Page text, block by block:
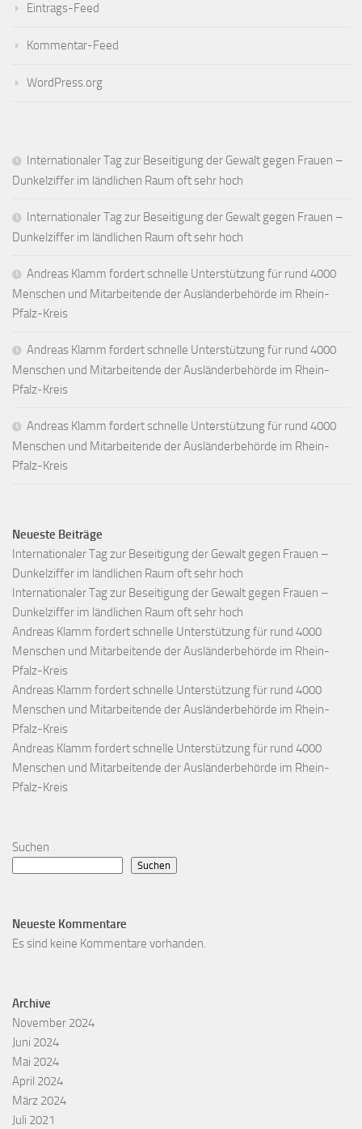
Eintrags-Feed
Kommentar-Feed
WordPress.org
Internationaler Tag zur Beseitigung der Gewalt gegen Frauen –
Dunkelziffer im ländlichen Raum oft sehr hoch
Internationaler Tag zur Beseitigung der Gewalt gegen Frauen –
Dunkelziffer im ländlichen Raum oft sehr hoch
Andreas Klamm fordert schnelle Unterstützung für rund 4000
Menschen und Mitarbeitende der Ausländerbehörde im Rhein-
Pfalz-Kreis
Andreas Klamm fordert schnelle Unterstützung für rund 4000
Menschen und Mitarbeitende der Ausländerbehörde im Rhein-
Pfalz-Kreis
Andreas Klamm fordert schnelle Unterstützung für rund 4000
Menschen und Mitarbeitende der Ausländerbehörde im Rhein-
Pfalz-Kreis
Neueste Beiträge
Internationaler Tag zur Beseitigung der Gewalt gegen Frauen –
Dunkelziffer im ländlichen Raum oft sehr hoch
Internationaler Tag zur Beseitigung der Gewalt gegen Frauen –
Dunkelziffer im ländlichen Raum oft sehr hoch
Andreas Klamm fordert schnelle Unterstützung für rund 4000
Menschen und Mitarbeitende der Ausländerbehörde im Rhein-
Pfalz-Kreis
Andreas Klamm fordert schnelle Unterstützung für rund 4000
Menschen und Mitarbeitende der Ausländerbehörde im Rhein-
Pfalz-Kreis
Andreas Klamm fordert schnelle Unterstützung für rund 4000
Menschen und Mitarbeitende der Ausländerbehörde im Rhein-
Pfalz-Kreis
Suchen
Suchen
Neueste Kommentare
Es sind keine Kommentare vorhanden.
Archive
November 2024
Juni 2024
Mai 2024
April 2024
März 2024
Juli 2021